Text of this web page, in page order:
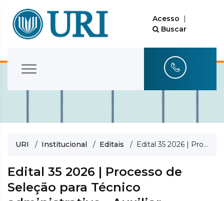
Acesso |
Buscar
URI / Institucional / Editais / Edital 35 2026 | Processo de Seleção para Técnico administrativo - Auxiliar Financeiro
Edital 35 2026 | Processo de
Seleção para Técnico